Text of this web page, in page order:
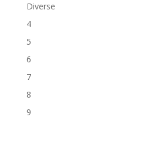
Diverse
4
5
6
7
8
9